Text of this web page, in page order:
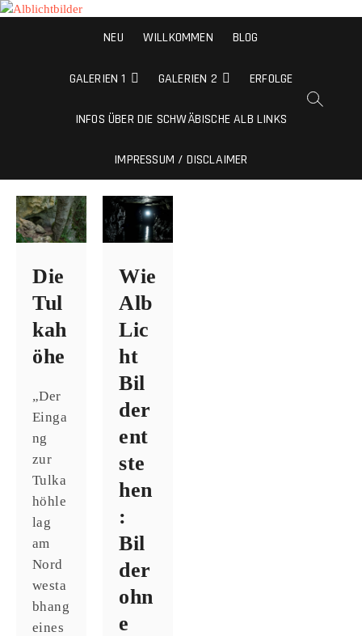
Alblichtbilder
NATURFOTOS VON DER SCHWÄBISCHEN ALB
NEU WILLKOMMEN BLOG
GALERIEN 1 GALERIEN 2 ERFOLGE
INFOS ÜBER DIE SCHWÄBISCHE ALB LINKS
IMPRESSUM / DISCLAIMER
Die
Tul
kah
öhe
„Der
Einga
ng
zur
Tulka
höhle
lag
am
Nord
westa
bhang
eines
Wie
Alb
Lic
ht
Bil
der
ent
ste
hen
:
Bil
der
ohn
e